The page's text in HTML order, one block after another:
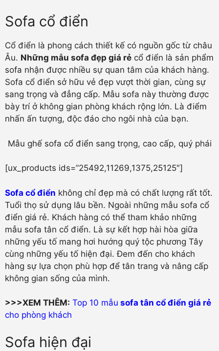
Sofa cổ điển
Cổ điển là phong cách thiết kế có nguồn gốc từ châu
Âu. Những mẫu sofa đẹp giá rẻ cổ điển là sản phẩm
sofa nhận được nhiều sự quan tâm của khách hàng.
Sofa cổ điển sở hữu vẻ đẹp vượt thời gian, cùng sự
sang trọng và đẳng cấp. Mẫu sofa này thường được
bày trí ở không gian phòng khách rộng lớn. Là điểm
nhấn ấn tượng, độc đáo cho ngôi nhà của bạn.
Mẫu ghế sofa cổ điển sang trọng, cao cấp, quý phái
[ux_products ids=”25492,11269,1375,25125″]
Sofa cổ điển không chỉ đẹp mà có chất lượng rất tốt.
Tuổi thọ sử dụng lâu bền. Ngoài những mẫu sofa cổ
điển giá rẻ. Khách hàng có thể tham khảo những
mẫu sofa tân cổ điển. Là sự kết hợp hài hòa giữa
những yếu tố mang hơi hướng quý tộc phương Tây
cùng những yếu tố hiện đại. Đem đến cho khách
hàng sự lựa chọn phù hợp để tân trang và nâng cấp
không gian sống của mình.
>>>XEM THÊM: Top 10 mẫu sofa tân cổ điển giá rẻ
cho phòng khách
Sofa hiện đại